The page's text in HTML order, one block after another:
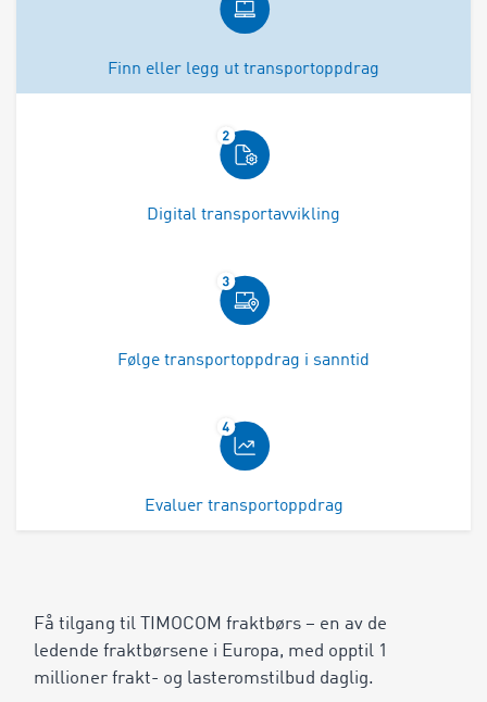
Finn eller legg ut transportoppdrag
Digital transportavvikling
Følge transportoppdrag i sanntid
Evaluer transportoppdrag
Få tilgang til TIMOCOM fraktbørs – en av de
ledende fraktbørsene i Europa, med opptil 1
millioner frakt- og lasteromstilbud daglig.